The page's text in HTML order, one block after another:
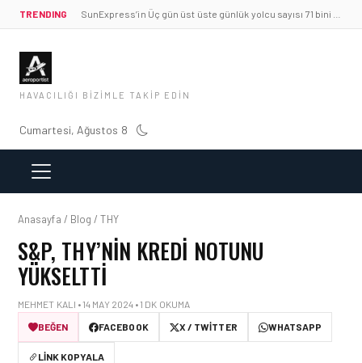
TRENDING
HAVACILIĞI BIZIMLE TAKIP EDIN
Cumartesi, Ağustos 8
Anasayfa / Blog / THY
S&P, THY’NIN KREDI NOTUNU
YÜKSELTTI
MEHMET KALI • 14 MAY 2024 • 1 DK OKUMA
BEĞEN
FACEBOOK X / TWITTER WHATSAPP
LINK KOPYALA